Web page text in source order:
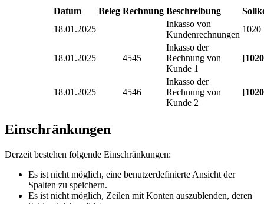
Datum Beleg Rechnung Beschreibung
18.01.2025
Inkasso von
Kundenrechnungen
1020
18.01.2025 4545
Inkasso der
Rechnung von
Kunde 1
18.01.2025 4546
Inkasso der
Rechnung von
Kunde 2
Einschränkungen
Derzeit bestehen folgende Einschränkungen:
Es ist nicht möglich, eine benutzerdefinierte Ansicht der
Spalten zu speichern.
Es ist nicht möglich, Zeilen mit Konten auszublenden, deren